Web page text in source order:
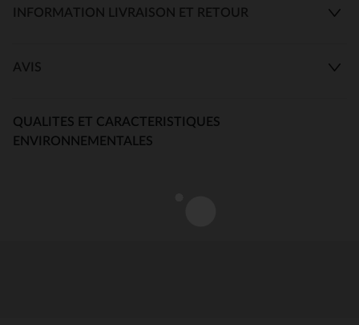
INFORMATION LIVRAISON ET RETOUR
AVIS
QUALITES ET CARACTERISTIQUES
ENVIRONNEMENTALES